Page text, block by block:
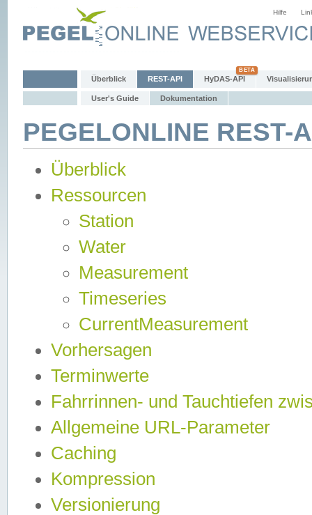
Hilfe
Überblick REST-API HyDAS-API
User's Guide Dokumentation
PEGELONLINE
Überblick
Ressourcen
Station
Water
Measurement
Timeseries
CurrentMeasurement
Vorhersagen
Terminwerte
Fahrrinnen- und Tauchtiefen
Allgemeine URL-Parameter
Caching
Kompression
Versionierung